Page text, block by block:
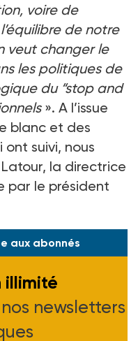
voire de
de notre
veut changer le
les politiques de
du “stop and
». A l’issue
blanc et des
suivi, nous
la directrice
par le président
aux abonnés
illimité
newsletters